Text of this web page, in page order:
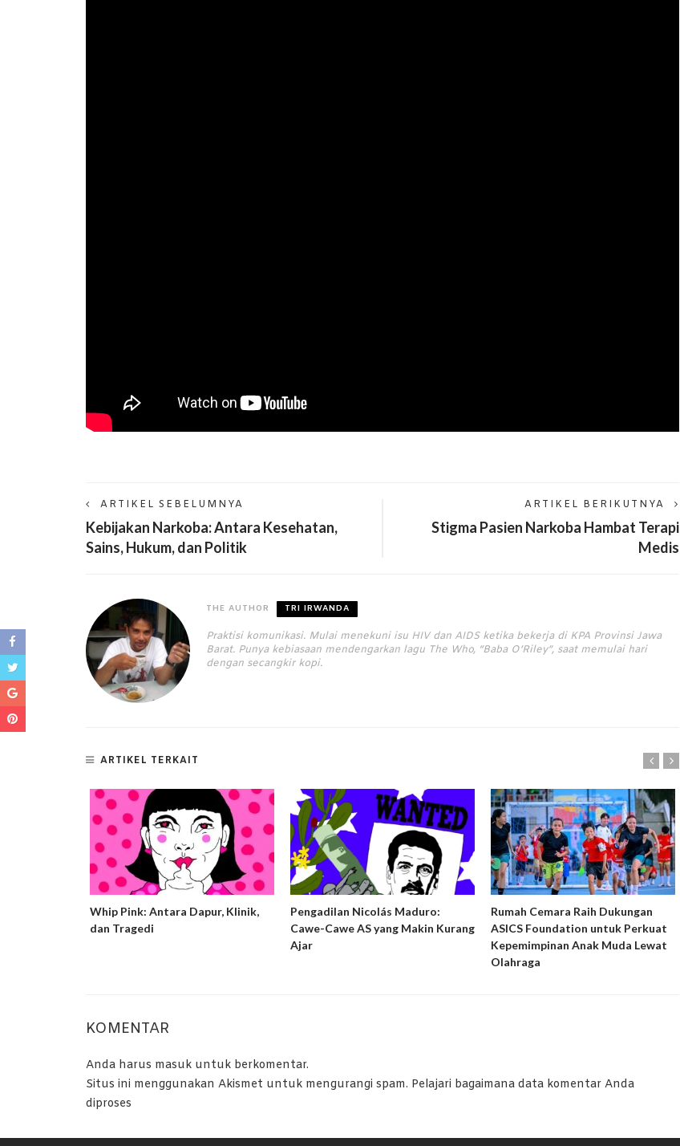
ARTIKEL SEBELUMNYA
Kebijakan Narkoba: Antara Kesehatan,
Sains, Hukum, dan Politik
ARTIKEL BERIKUTNYA
Stigma Pasien Narkoba Hambat Terapi
Medis
THE AUTHOR TRI IRWANDA
Praktisi komunikasi. Mulai menekuni isu HIV dan AIDS ketika bekerja di KPA Provinsi Jawa
Barat. Punya kebiasaan mendengarkan lagu The Who, “Baba O’Riley”, saat memulai hari
dengan secangkir kopi.
ARTIKEL TERKAIT
Whip Pink: Antara Dapur, Klinik,
dan Tragedi
Pengadilan Nicolás Maduro:
Cawe-Cawe AS yang Makin Kurang
Ajar
Rumah Cemara Raih Dukungan
ASICS Foundation untuk Perkuat
Kepemimpinan Anak Muda Lewat
Olahraga
KOMENTAR
Anda harus masuk untuk berkomentar.
Situs ini menggunakan Akismet untuk mengurangi spam. Pelajari bagaimana data komentar Anda
diproses